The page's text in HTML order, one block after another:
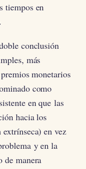
tiempos en
conclusión
más
monetarios
como
en que las
hacia los
en vez
y en la
de manera